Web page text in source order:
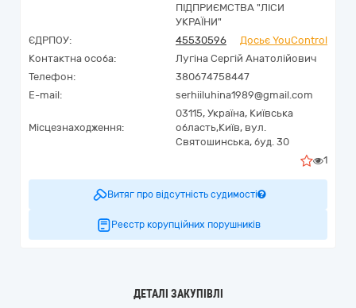
ПІДПРИЄМСТВА "ЛІСИ
УКРАЇНИ"
ЄДРПОУ:
45530596
Досьє YouControl
Контактна особа:
Лугіна Сергій Анатолійович
Телефон:
380674758447
E-mail:
serhiiluhina1989@gmail.com
Місцезнаходження:
03115, Україна, Київська
область,Київ, вул.
Святошинська, буд. 30
1
Витяг про відсутність судимості
Реєстр корупційних порушників
ДЕТАЛІ ЗАКУПІВЛІ